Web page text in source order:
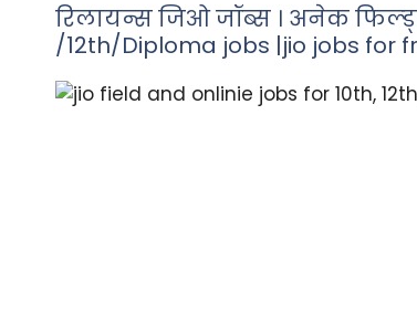
रिलायन्स जिओ जॉब्स । अनेक
/12th/Diploma jobs |jio jobs for